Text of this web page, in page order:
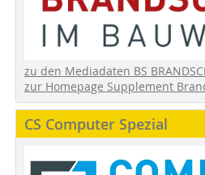
zu den Mediadaten BS
zur Homepage Supplement
CS Computer Spezial